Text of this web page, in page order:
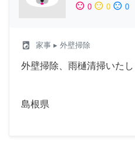
sentiment_satisfied 0 sentiment_neutral 0 sentiment_dissatisfied 0
local_laundry_service 家事 ▸ 外壁掃除
外壁掃除、雨樋清掃いたし
島根県